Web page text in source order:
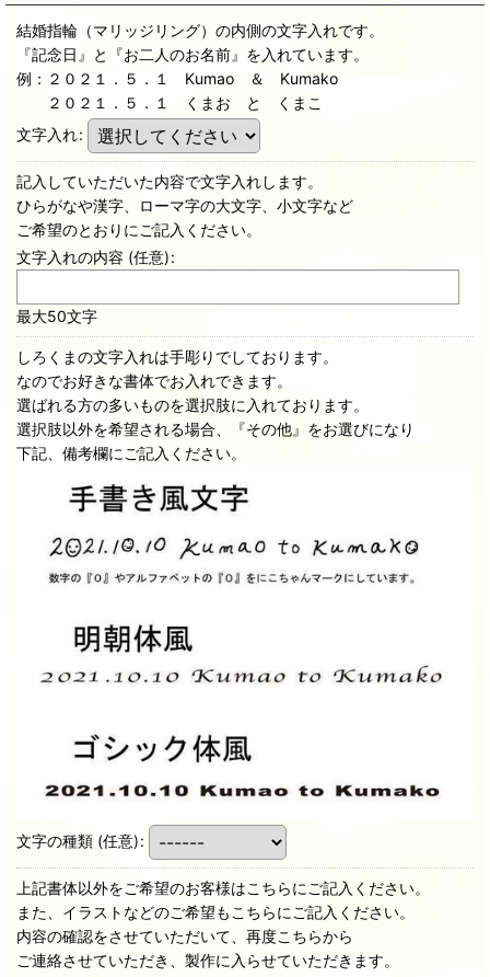
結婚指輪（マリッジリング）の内側の文字入れです。
『記念日』と『お二人のお名前』を入れています。
例：２０２１．５．１ Kumao ＆ Kumako
２０２１．５．１ くまお と くまこ
文字入れ:
記入していただいた内容で文字入れします。
ひらがなや漢字、ローマ字の大文字、小文字など
ご希望のとおりにご記入ください。
文字入れの内容 (任意):
最大50文字
しろくまの文字入れは手彫りでしております。
なのでお好きな書体でお入れできます。
選ばれる方の多いものを選択肢に入れております。
選択肢以外を希望される場合、『その他』をお選びになり
下記、備考欄にご記入ください。
文字の種類 (任意):
上記書体以外をご希望のお客様はこちらにご記入ください。
また、イラストなどのご希望もこちらにご記入ください。
内容の確認をさせていただいて、再度こちらから
ご連絡させていただき、製作に入らせていただきます。